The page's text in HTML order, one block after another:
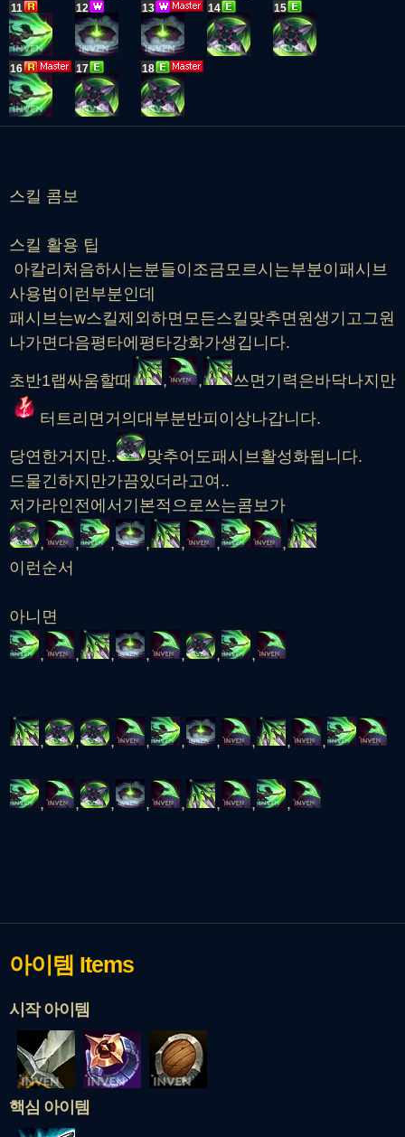
11 12 13 14 15
16 17 18
스킬 콤보
스킬 활용 팁
아칼리처음하시는분들이조금모르시는부분이패시브
사용법이런부분인데
패시브는w스킬제외하면모든스킬맞추면원생기고그원
나가면다음평타에평타강화가생깁니다.
초반1랩싸움할때 , , 쓰면기력은바닥나지만
터트리면거의대부분반피이상나갑니다.
당연한거지만..
맞추어도패시브활성화됩니다.
드물긴하지만가끔있더라고여..
저가라인전에서기본적으로쓰는콤보가
, , , , , ,
,
이런순서
아니면
, , , , , , ,
, , , , , , , , ,
, , , , , , , ,
아이템 Items
시작 아이템
핵심 아이템